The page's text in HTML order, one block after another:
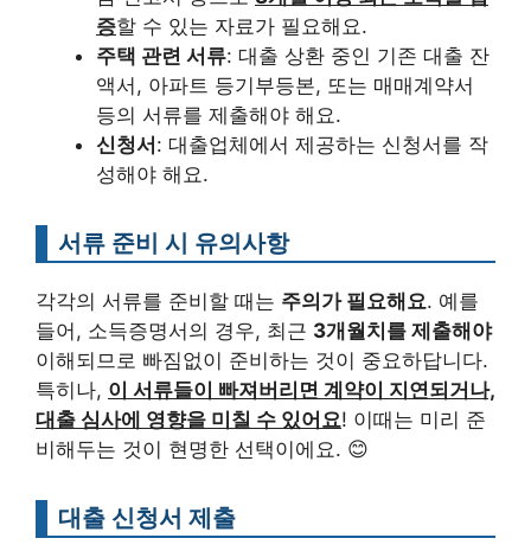
증할 수 있는 자료가 필요해요.
주택 관련 서류: 대출 상환 중인 기존 대출 잔
액서, 아파트 등기부등본, 또는 매매계약서
등의 서류를 제출해야 해요.
신청서 : 대출업체에서 제공하는 신청서를 작
성해야 해요.
서류 준비 시 유의사항
각각의 서류를 준비할 때는 주의가 필요해요. 예를
들어, 소득증명서의 경우, 최근 3개월치를 제출해야
이해되므로 빠짐없이 준비하는 것이 중요하답니다.
특히나, 이 서류들이 빠져버리면 계약이 지연되거나,
대출 심사에 영향을 미칠 수 있어요! 이때는 미리 준
비해두는 것이 현명한 선택이에요. 😊
대출 신청서 제출